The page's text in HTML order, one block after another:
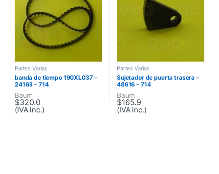
Partes Varias
banda de tiempo 190XL037 –
24163 – 714
Baum
$320.0
(IVA inc.)
Partes Varias
Sujetador de puerta trasera –
48616 – 714
Baum
$165.9
(IVA inc.)